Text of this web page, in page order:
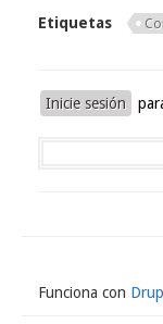
Etiquetas
Inicie sesión
Funciona con